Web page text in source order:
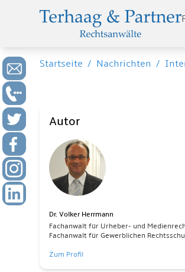
Startseite / Nachrichten /
Autor
Dr. Volker Herrmann
Fachanwalt für Urheber- und
Fachanwalt für Gewerblichen
Zum Profil